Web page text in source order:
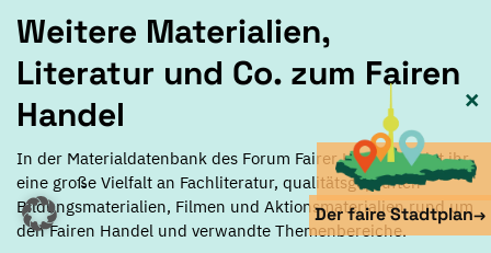
Weitere Materialien,
Literatur und Co. zum Fairen
Handel
In der Materialdatenbank des Forum Fairer Handel findet ihr
eine große Vielfalt an Fachliteratur, qualitätsgeprüften
Bildungsmaterialien, Filmen und Aktionsmaterialien rund um
den Fairen Handel und verwandte Themenbereiche.
×
Der faire Stadtplan→